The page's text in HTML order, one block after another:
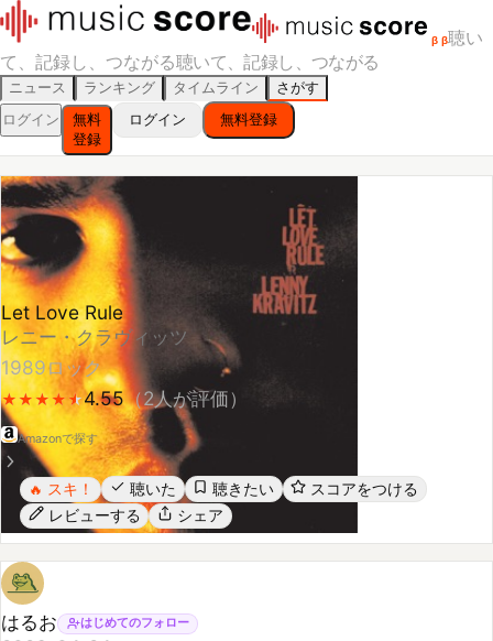
β β聴い
て、記録し、つながる聴いて、記録し、つながる
ニュース ランキング タイムライン
さがす
ログイン
無料
登録
ログイン 無料登録
Let Love Rule
レニー・クラヴィッツ
1989ロック
★
★★
★★
★★
★★
★4.55（ 人が評価）
Amazonで探す
🔥スキ！ 聴いた 聴きたい
レビューする シェア
はるお
2026-04-24
★
★ ★
★★
★★
★★4.30